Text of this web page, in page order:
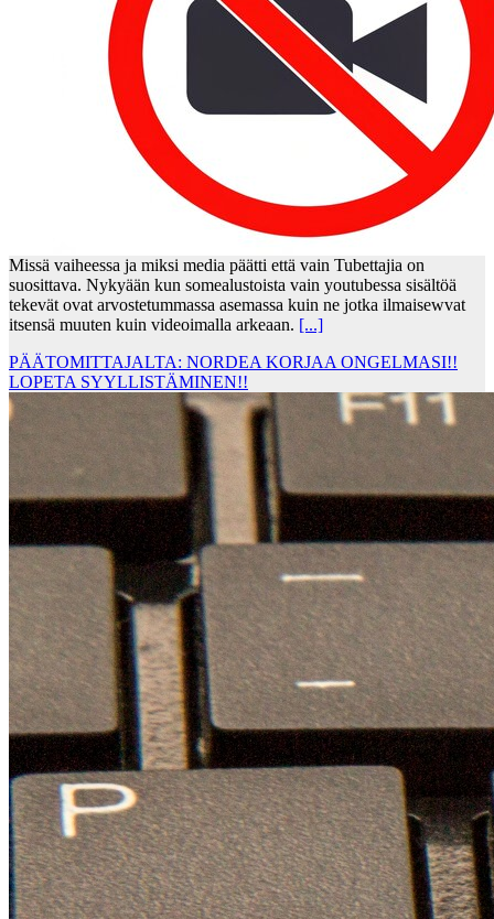
Missä vaiheessa ja miksi media päätti että vain Tubettajia on
suosittava. Nykyään kun somealustoista vain youtubessa sisältöä
tekevät ovat arvostetummassa asemassa kuin ne jotka ilmaisewvat
itsensä muuten kuin videoimalla arkeaan. [...]
PÄÄTOMITTAJALTA: NORDEA KORJAA ONGELMASI!!
LOPETA SYYLLISTÄMINEN!!